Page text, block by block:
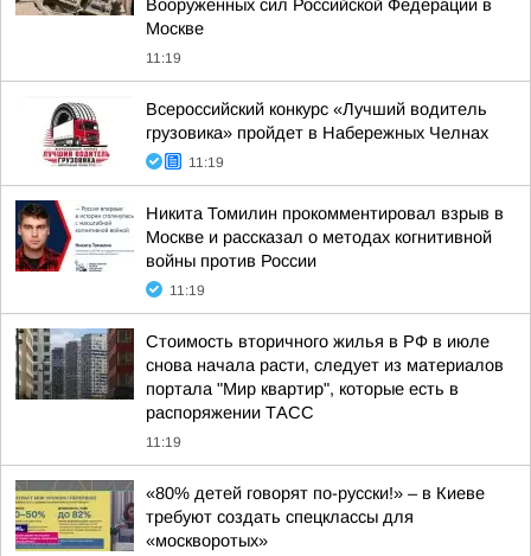
Вооруженных сил Российской Федерации в
Москве
11:19
Всероссийский конкурс «Лучший водитель
грузовика» пройдет в Набережных Челнах
11:19
Никита Томилин прокомментировал взрыв в
Москве и рассказал о методах когнитивной
войны против России
11:19
Стоимость вторичного жилья в РФ в июле
снова начала расти, следует из материалов
портала "Мир квартир", которые есть в
распоряжении ТАСС
11:19
«80% детей говорят по-русски!» – в Киеве
требуют создать спецклассы для
«москворотых»